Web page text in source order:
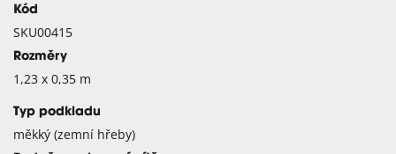
Kód
SKU00415
Rozměry
1,23 x 0,35 m
Typ podkladu
měkký (zemní hřeby)